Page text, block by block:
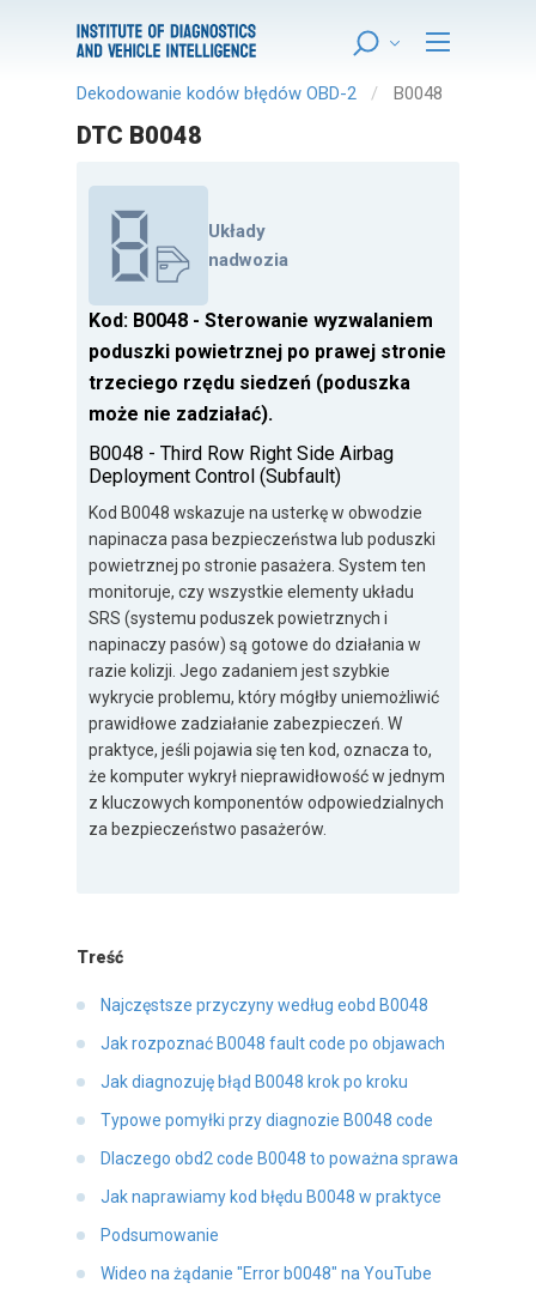
Dekodowanie kodów błędów OBD-2 B0048
DTC B0048
Układy
nadwozia
Kod: B0048 - Sterowanie wyzwalaniem
poduszki powietrznej po prawej stronie
trzeciego rzędu siedzeń (poduszka
może nie zadziałać).
B0048 - Third Row Right Side Airbag
Deployment Control (Subfault)
Kod B0048 wskazuje na usterkę w obwodzie
napinacza pasa bezpieczeństwa lub poduszki
powietrznej po stronie pasażera. System ten
monitoruje, czy wszystkie elementy układu
SRS (systemu poduszek powietrznych i
napinaczy pasów) są gotowe do działania w
razie kolizji. Jego zadaniem jest szybkie
wykrycie problemu, który mógłby uniemożliwić
prawidłowe zadziałanie zabezpieczeń. W
praktyce, jeśli pojawia się ten kod, oznacza to,
że komputer wykrył nieprawidłowość w jednym
z kluczowych komponentów odpowiedzialnych
za bezpieczeństwo pasażerów.
Treść
Najczęstsze przyczyny według eobd B0048
Jak rozpoznać B0048 fault code po objawach
Jak diagnozuję błąd B0048 krok po kroku
Typowe pomyłki przy diagnozie B0048 code
Dlaczego obd2 code B0048 to poważna sprawa
Jak naprawiamy kod błędu B0048 w praktyce
Podsumowanie
Wideo na żądanie "Error b0048" na YouTube